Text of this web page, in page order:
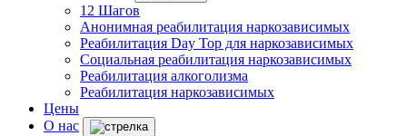
12 Шагов
Анонимная реабилитация наркозависимых
Реабилитация Day Top для наркозависимых
Социальная реабилитация наркозависимых
Реабилитация алкоголизма
Реабилитация наркозависимых
Цены
О нас